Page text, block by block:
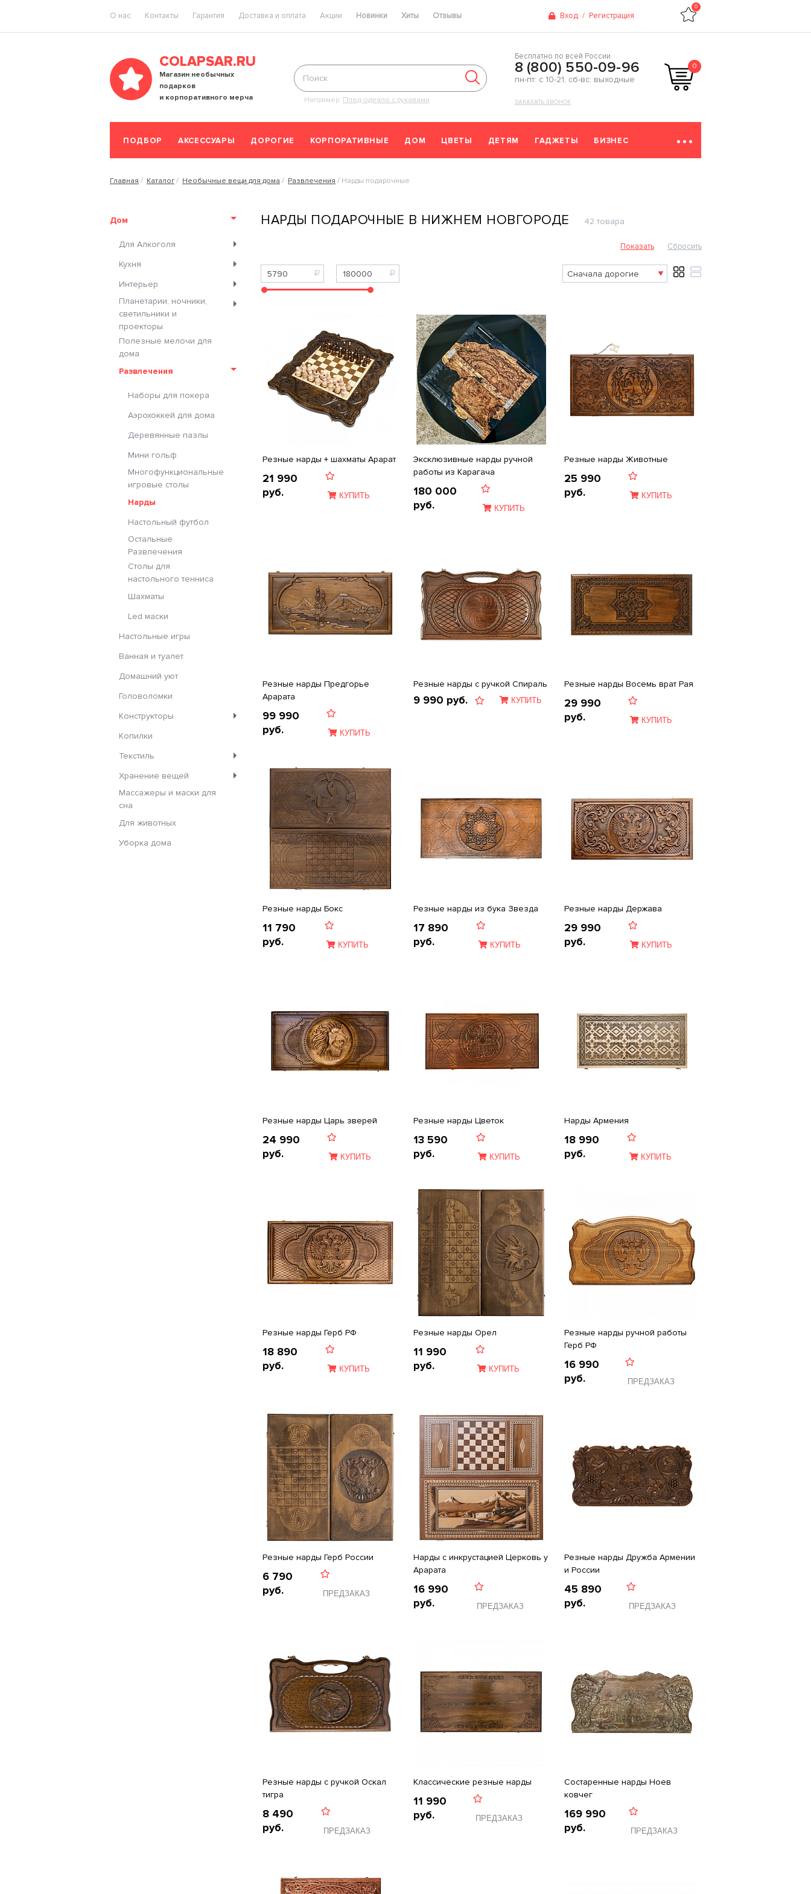
O нас Контакты Гарантия Доставка и оплата Акции Новинки Хиты Отзывы Вход / Регистрация
0
COLAPSAR.RU
Магазин необычных
подарков
и корпоративного мерча
Например: Плед-одеяло с рукавами
Бесплатно по всей России
8 (800) 550-09-96
пн-пт: с 10-21, сб-вс: выходные
ЗАКАЗАТЬ ЗВОНОК
0
ПОДБОР АКСЕССУАРЫ ДОРОГИЕ КОРПОРАТИВНЫЕ ДОМ ЦВЕТЫ ДЕТЯМ ГАДЖЕТЫ БИЗНЕС
Главная Каталог Необычные вещи для дома Развлечения Нарды подарочные
Дом
Для Алкоголя
Кухня
Интерьер
Планетарии, ночники,
светильники и
проекторы
Полезные мелочи для
дома
Развлечения
Наборы для покера
Аэрохоккей для дома
Деревянные пазлы
Мини гольф
Многофункциональные
игровые столы
Нарды
Настольный футбол
Остальные
Развлечения
Столы для
настольного тенниса
Шахматы
Led маски
Настольные игры
Ванная и туалет
Домашний уют
Головоломки
Конструкторы
Копилки
Текстиль
Хранение вещей
Массажеры и маски для
сна
Для животных
Уборка дома
НАРДЫ ПОДАРОЧНЫЕ В НИЖНЕМ НОВГОРОДЕ 42 товара
Резные нарды + шахматы Арарат
21 990
руб.
КУПИТЬ
Эксклюзивные нарды ручной
работы из Карагача
180 000
руб.
КУПИТЬ
Резные нарды Животные
25 990
руб.
КУПИТЬ
Резные нарды Предгорье
Арарата
99 990
руб.
КУПИТЬ
Резные нарды с ручкой Спираль
9 990 руб. КУПИТЬ
Резные нарды Восемь врат Рая
29 990
руб.
КУПИТЬ
Резные нарды Бокс
11 790
руб.
КУПИТЬ
Резные нарды из бука Звезда
17 890
руб.
КУПИТЬ
Резные нарды Держава
29 990
руб.
КУПИТЬ
Резные нарды Царь зверей
24 990
руб.
КУПИТЬ
Резные нарды Цветок
13 590
руб.
КУПИТЬ
Нарды Армения
18 990
руб.
КУПИТЬ
Резные нарды Герб РФ
18 890
руб.
КУПИТЬ
Резные нарды Орел
11 990
руб.
КУПИТЬ
Резные нарды ручной работы
Герб РФ
16 990
руб.
ПРЕДЗАКАЗ
Резные нарды Герб России
6 790
руб.
ПРЕДЗАКАЗ
Нарды с инкрустацией Церковь у
Арарата
16 990
руб.
ПРЕДЗАКАЗ
Резные нарды Дружба Армении
и России
45 890
руб.
ПРЕДЗАКАЗ
Резные нарды с ручкой Оскал
тигра
8 490
руб.
ПРЕДЗАКАЗ
Классические резные нарды
11 990
руб.
ПРЕДЗАКАЗ
Состаренные нарды Ноев
ковчег
169 990
руб.
ПРЕДЗАКАЗ